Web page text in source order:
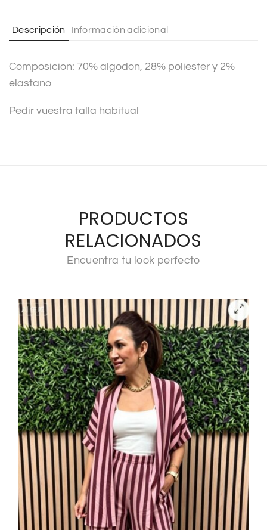
i
e
:
Descripción Información adicional
Composicion: 70% algodon, 28% poliester y 2%
elastano
Pedir vuestra talla habitual
PRODUCTOS
RELACIONADOS
Encuentra tu look perfecto